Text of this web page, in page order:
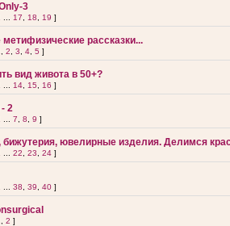
3
17 18 19 ]
рассказки...
2 3 4 5 ]
вид живота в 50+?
14 15 16 ]
2
7 8 9 ]
бижутерия, ювелирные изделия. Делимся
22 23 24 ]
38 39 40 ]
2 ]